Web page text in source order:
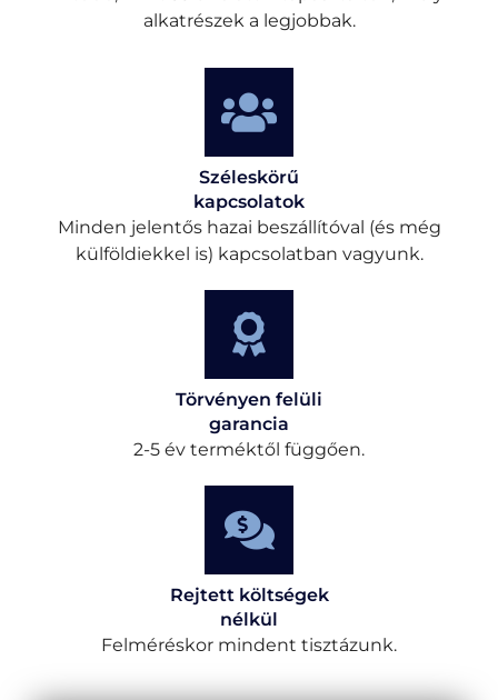
alkatrészek a legjobbak.
Széleskörű
kapcsolatok
Minden jelentős hazai beszállítóval (és még
külföldiekkel is) kapcsolatban vagyunk.
Törvényen felüli
garancia
2-5 év terméktől függően.
Rejtett költségek
nélkül
Felméréskor mindent tisztázunk.